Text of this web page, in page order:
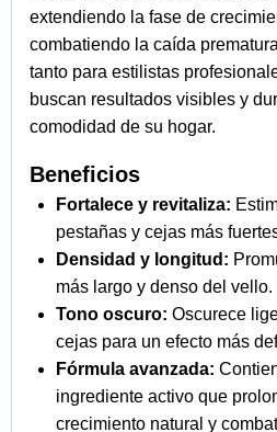
extendiendo la fase de
combatiendo la caída
tanto para estilistas
buscan resultados visibles y
comodidad de su hogar.
Beneficios
Fortalece y revitaliza:
pestañas y cejas más
Densidad y longitud:
más largo y denso del vello.
Tono oscuro: Oscurece
cejas para un efecto más
Fórmula avanzada:
ingrediente activo que
crecimiento natural y